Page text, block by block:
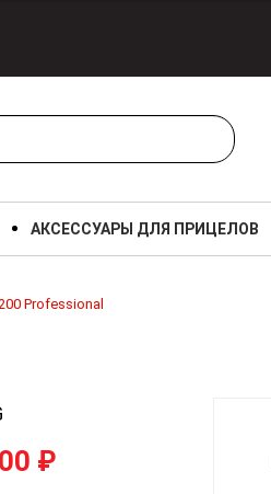
АКСЕССУАРЫ ДЛЯ ПРИЦЕЛОВ
Professional
₽